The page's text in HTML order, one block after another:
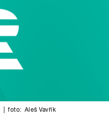
foto: Aleš Vavřík